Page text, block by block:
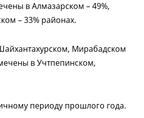
в Алмазарском – 49%,
– 33% районах.
Мирабадском
в Учтпепинском,
периоду прошлого года.